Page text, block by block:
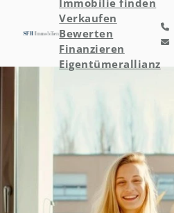
Immobilie finden
Verkaufen
Bewerten
Finanzieren
Eigentümerallianz